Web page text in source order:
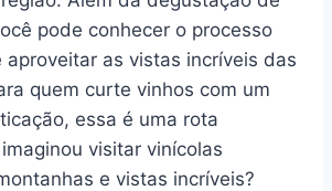
pode conhecer o processo
aproveitar as vistas incríveis das
quem curte vinhos com um
essa é uma rota
visitar vinícolas
e vistas incríveis?